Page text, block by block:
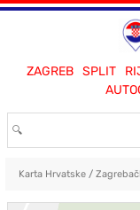
ZAGREB SPLIT
Karta Hrvatske/